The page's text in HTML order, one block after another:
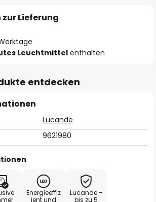
Lieferung
Leuchtmittel enthalten
entdecken
Lucande
9621980
Energieeffiz
ient und
Lucande –
bis zu 5